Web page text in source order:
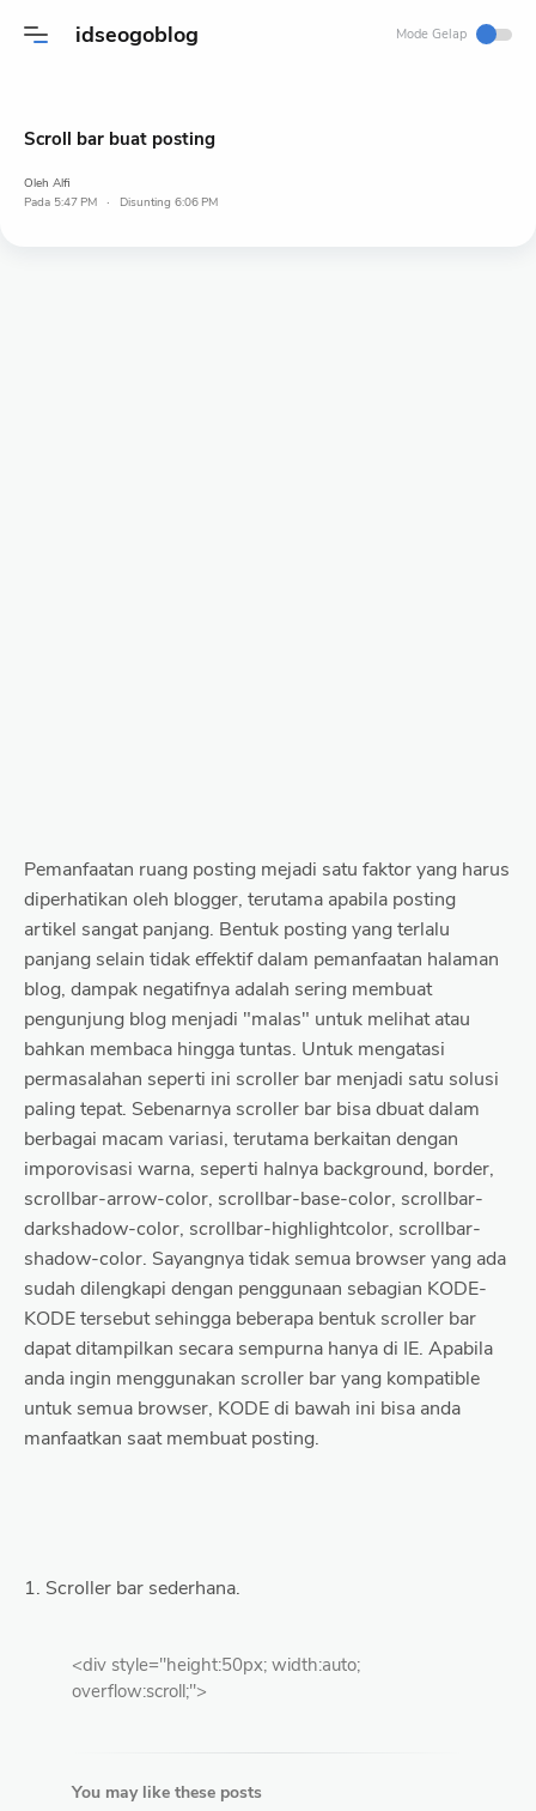
idseogoblog Mode Gelap
Scroll bar buat posting
Oleh Alfi
Pada 5:47 PM 6:06 PM
Pemanfaatan ruang posting mejadi satu faktor yang harus
diperhatikan oleh blogger, terutama apabila posting
artikel sangat panjang. Bentuk posting yang terlalu
panjang selain tidak effektif dalam pemanfaatan halaman
blog, dampak negatifnya adalah sering membuat
pengunjung blog menjadi "malas" untuk melihat atau
bahkan membaca hingga tuntas. Untuk mengatasi
permasalahan seperti ini scroller bar menjadi satu solusi
paling tepat. Sebenarnya scroller bar bisa dbuat dalam
berbagai macam variasi, terutama berkaitan dengan
imporovisasi warna, seperti halnya background, border,
scrollbar-arrow-color, scrollbar-base-color, scrollbar-
darkshadow-color, scrollbar-highlightcolor, scrollbar-
shadow-color. Sayangnya tidak semua browser yang ada
sudah dilengkapi dengan penggunaan sebagian KODE-
KODE tersebut sehingga beberapa bentuk scroller bar
dapat ditampilkan secara sempurna hanya di IE. Apabila
anda ingin menggunakan scroller bar yang kompatible
untuk semua browser, KODE di bawah ini bisa anda
manfaatkan saat membuat posting.
1. Scroller bar sederhana.
<div style="height:50px; width:auto;
overflow:scroll;">
You may like these posts